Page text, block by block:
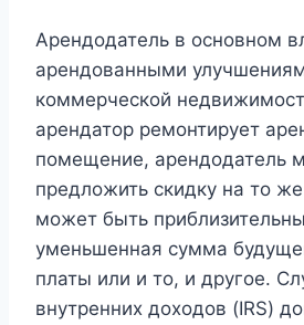
Арендодатель в основном
арендованными
коммерческой
арендатор ремонтирует
помещение, арендодатель
предложить скидку на то
может быть
уменьшенная сумма
платы или и то, и другое.
внутренних доходов (IRS)